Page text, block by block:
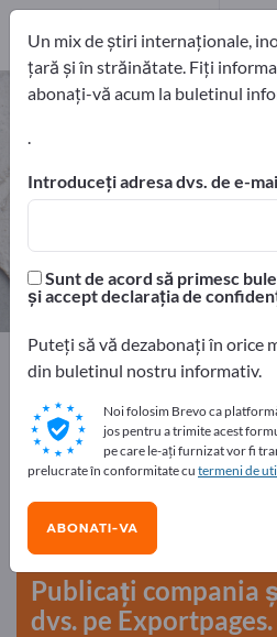
Minereuri de
găsiți producători și
exportatori
4
Home
Materii prime şi
Minereuri şi minerale
Faceți publicitate
Exportpages!
Nevoile – Ofertele – Bunuri
comerciale >> începeți aici
Publicați compania
dvs. pe Exportpages.
Un mix de știri internaționale,
țară și în străinătate. Fiți
abonați-vă acum la buletinul
.
Introduceți adresa dvs. de e-
Sunt de acord să primesc
și accept declarația de
Puteți să vă dezabonați în orice
din buletinul nostru informativ.
Noi folosim Brevo ca
jos pentru a trimite acest
pe care le-ați furnizat vor fi
prelucrate în conformitate cu termeni de
ABONATI-VA